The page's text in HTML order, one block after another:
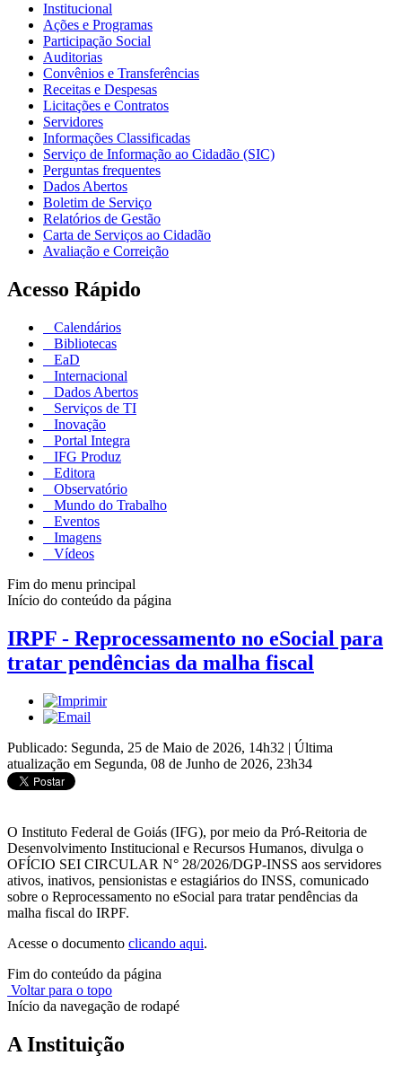
Institucional
Ações e Programas
Participação Social
Auditorias
Convênios e Transferências
Receitas e Despesas
Licitações e Contratos
Servidores
Informações Classificadas
Serviço de Informação ao Cidadão (SIC)
Perguntas frequentes
Dados Abertos
Boletim de Serviço
Relatórios de Gestão
Carta de Serviços ao Cidadão
Avaliação e Correição
Acesso Rápido
Calendários
Bibliotecas
EaD
Internacional
Dados Abertos
Serviços de TI
Inovação
Portal Integra
IFG Produz
Editora
Observatório
Mundo do Trabalho
Eventos
Imagens
Vídeos
Fim do menu principal
Início do conteúdo da página
IRPF - Reprocessamento no eSocial para
tratar pendências da malha fiscal
Publicado: Segunda, 25 de Maio de 2026, 14h32 | Última
atualização em Segunda, 08 de Junho de 2026, 23h34
O Instituto Federal de Goiás (IFG), por meio da Pró-Reitoria de
Desenvolvimento Institucional e Recursos Humanos, divulga o
OFÍCIO SEI CIRCULAR N° 28/2026/DGP-INSS aos servidores
ativos, inativos, pensionistas e estagiários do INSS, comunicado
sobre o Reprocessamento no eSocial para tratar pendências da
malha fiscal do IRPF.
Acesse o documento clicando aqui.
Fim do conteúdo da página
Voltar para o topo
Início da navegação de rodapé
A Instituição